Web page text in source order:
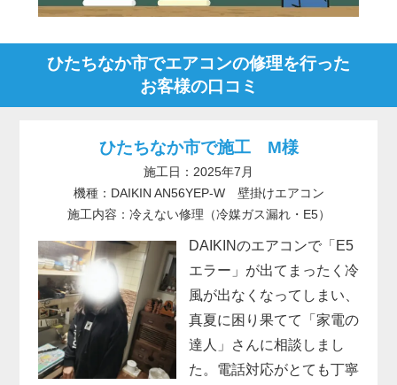
ひたちなか市でエアコンの修理を行った
お客様の口コミ
ひたちなか市で施工 M様
施工日：2025年7月
機種：DAIKIN AN56YEP-W 壁掛けエアコン
施工内容：冷えない修理（冷媒ガス漏れ・E5）
DAIKINのエアコンで「E5
エラー」が出てまったく冷
風が出なくなってしまい、
真夏に困り果てて「家電の
達人」さんに相談しまし
た。電話対応がとても丁寧